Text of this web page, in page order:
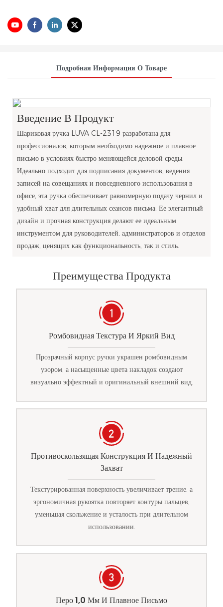
Подробная Информация О Товаре
Введение В Продукт
Шариковая ручка LUVA CL-2319 разработана для
профессионалов, которым необходимо надежное и плавное
письмо в условиях быстро меняющейся деловой среды.
Идеально подходит для подписания документов, ведения
записей на совещаниях и повседневного использования в
офисе, эта ручка обеспечивает равномерную подачу чернил и
удобный хват для длительных сеансов письма. Ее элегантный
дизайн и прочная конструкция делают ее идеальным
инструментом для руководителей, администраторов и отделов
продаж, ценящих как функциональность, так и стиль.
Преимущества Продукта
Ромбовидная Текстура И Яркий Вид
Прозрачный корпус ручки украшен ромбовидным
узором, а насыщенные цвета накладок создают
визуально эффектный и оригинальный внешний вид.
Противоскользящая Конструкция И Надежный
Захват
Текстурированная поверхность увеличивает трение, а
эргономичная рукоятка повторяет контуры пальцев,
уменьшая скольжение и усталость при длительном
использовании.
Перо 1,0 Мм И Плавное Письмо